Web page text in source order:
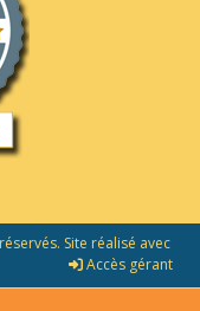
Site réalisé avec
Accès gérant